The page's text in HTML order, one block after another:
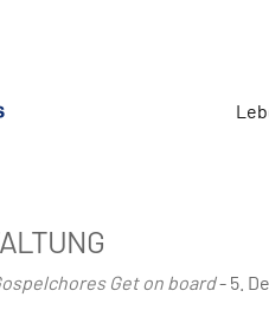
Get on board- 5.